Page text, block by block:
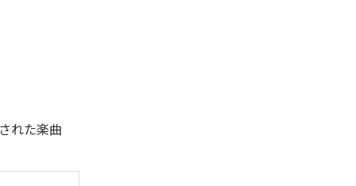
れた楽曲